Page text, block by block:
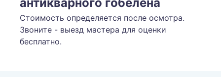
Стоимость определяется после осмотра.
Звоните - выезд мастера для оценки
бесплатно.